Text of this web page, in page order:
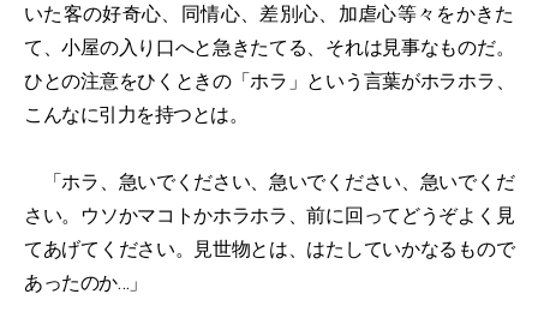
いた客の好奇心、同情心、差別心、加虐心等々をかきた
て、小屋の入り口へと急きたてる、それは見事なものだ。
ひとの注意をひくときの「ホラ」という言葉がホラホラ、
こんなに引力を持つとは。
「ホラ、急いでください、急いでください、急いでくだ
さい。ウソかマコトかホラホラ、前に回ってどうぞよく見
てあげてください。見世物とは、はたしていかなるもので
あったのか…」